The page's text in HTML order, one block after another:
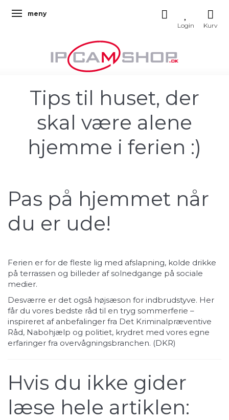
Ändra navigering
meny
Tips til huset, der
skal være alene
hjemme i ferien :)
Pas på hjemmet når
du er ude!
Ferien er for de fleste lig med afslapning, kolde drikke
på terrassen og billeder af solnedgange på sociale
medier.
Desværre er det også højsæson for indbrudstyve. Her
får du vores bedste råd til en tryg sommerferie –
inspireret af anbefalinger fra Det Kriminalpræventive
Råd, Nabohjælp og politiet, krydret med vores egne
erfaringer fra overvågningsbranchen. (DKR)
Hvis du ikke gider
læse hele artiklen: